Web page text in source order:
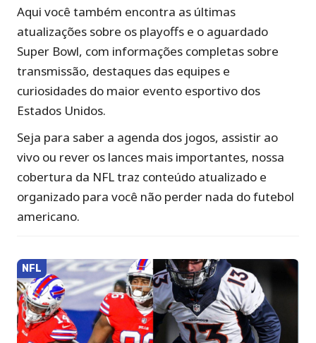
Aqui você também encontra as últimas
atualizações sobre os playoffs e o aguardado
Super Bowl, com informações completas sobre
transmissão, destaques das equipes e
curiosidades do maior evento esportivo dos
Estados Unidos.
Seja para saber a agenda dos jogos, assistir ao
vivo ou rever os lances mais importantes, nossa
cobertura da NFL traz conteúdo atualizado e
organizado para você não perder nada do futebol
americano.
NFL